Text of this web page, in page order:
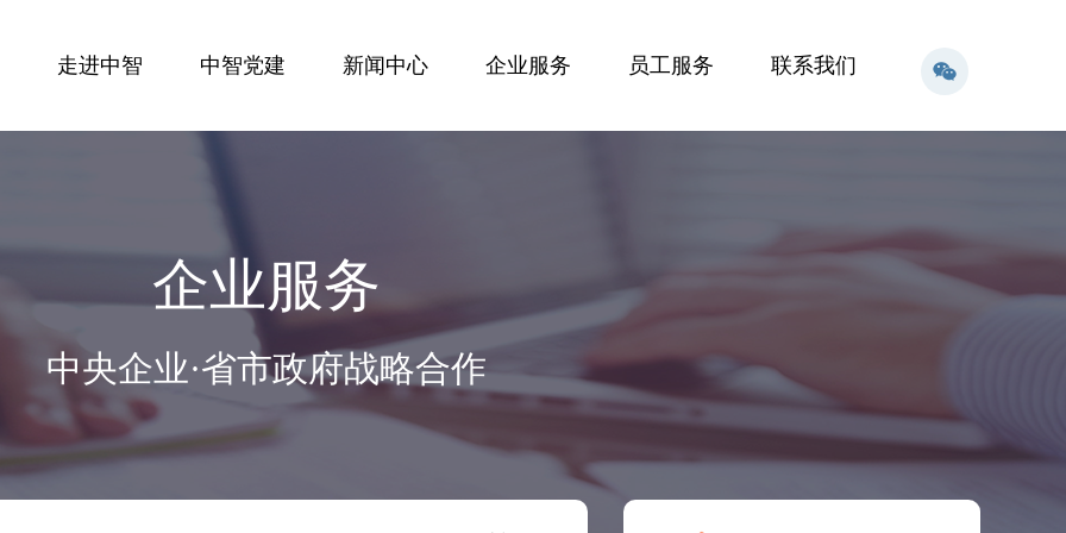
走进中智 中智党建 新闻中心 企业服务 员工服务 联系我们
企业服务
中央企业·省市政府战略合作